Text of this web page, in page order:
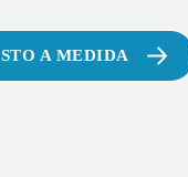
A MEDIDA